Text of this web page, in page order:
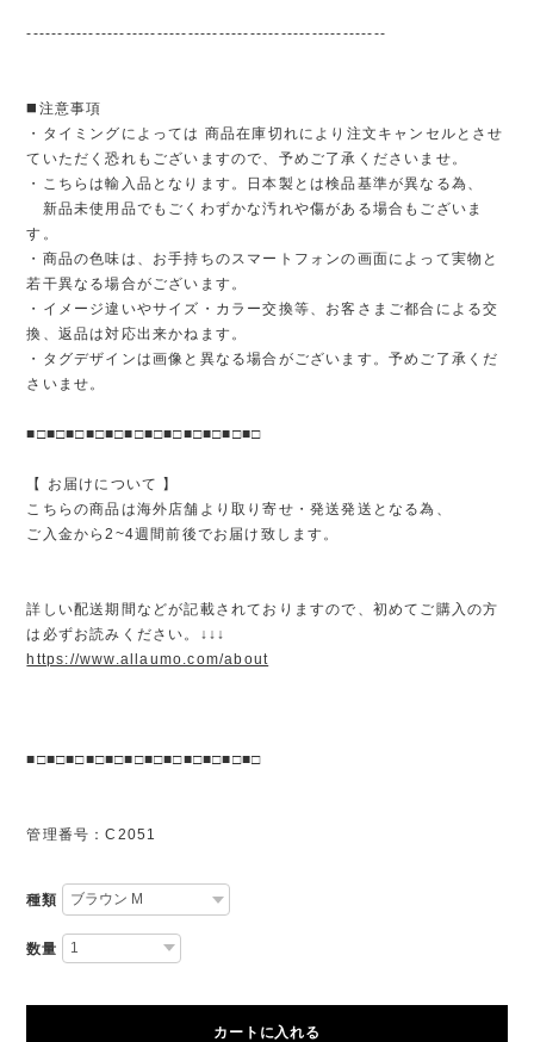
----------------------------------------------------------
◼️注意事項
・タイミングによっては 商品在庫切れにより注文キャンセルとさせ
ていただく恐れもございますので、予めご了承くださいませ。
・こちらは輸入品となります。日本製とは検品基準が異なる為、
新品未使用品でもごくわずかな汚れや傷がある場合もございま
す。
・商品の色味は、お手持ちのスマートフォンの画面によって実物と
若干異なる場合がございます。
・イメージ違いやサイズ・カラー交換等、お客さまご都合による交
換、返品は対応出来かねます。
・タグデザインは画像と異なる場合がございます。予めご了承くだ
さいませ。
■□■□■□■□■□■□■□■□■□■□■□■□
【 お届けについて 】
こちらの商品は海外店舗より取り寄せ・発送発送となる為、
ご入金から2~4週間前後でお届け致します。
詳しい配送期間などが記載されておりますので、初めてご購入の方
は必ずお読みください。↓↓↓
https://www.allaumo.com/about
■□■□■□■□■□■□■□■□■□■□■□■□
管理番号：C2051
種類
数量
カートに入れる